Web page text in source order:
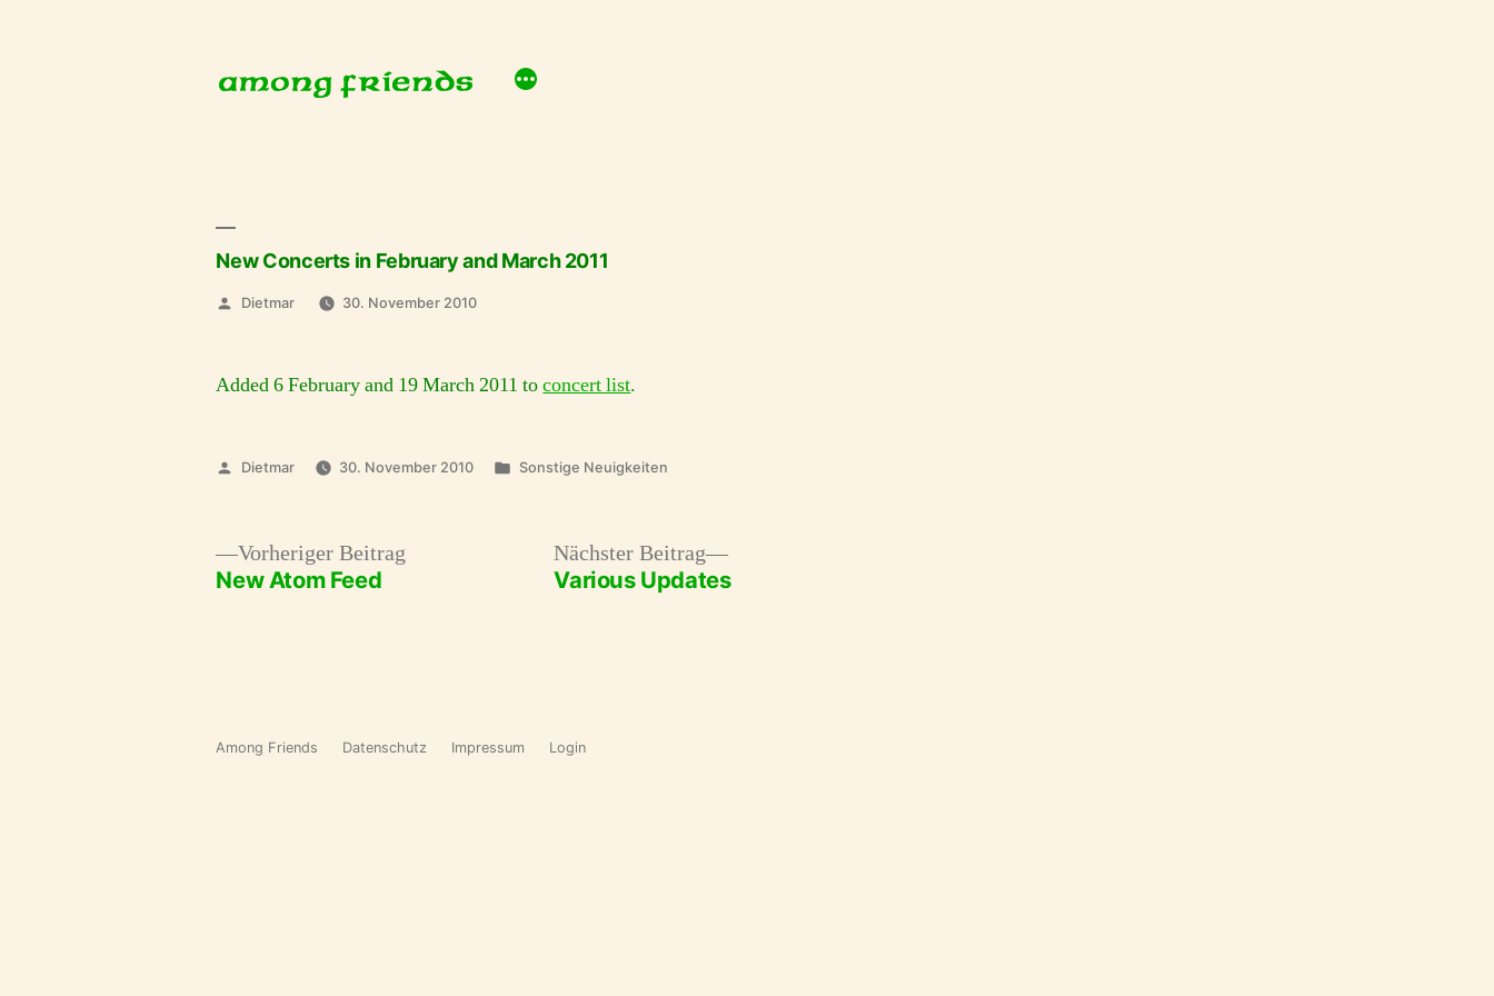
New Concerts in February and March 2011
Veröffentlicht
Dietmar 30. November 2010
Added 6 February and 19 March 2011 toconcert list.
Veröffentlicht
Dietmar 30. November 2010
Veröffentlicht
Sonstige Neuigkeiten
Vorheriger Beitrag
New Atom Feed
Nächster Beitrag
Nächster
Beitrag:
Various Updates
Among Friends Datenschutz Impressum Login